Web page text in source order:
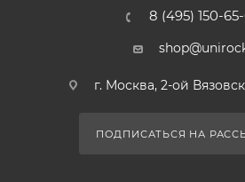
8 (495) 150-65-
г. Москва, 2-ой
ПОДПИСАТЬСЯ НА